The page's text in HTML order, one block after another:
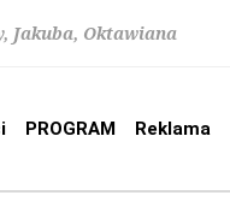
Jakuba, Oktawiana
PROGRAM Reklama